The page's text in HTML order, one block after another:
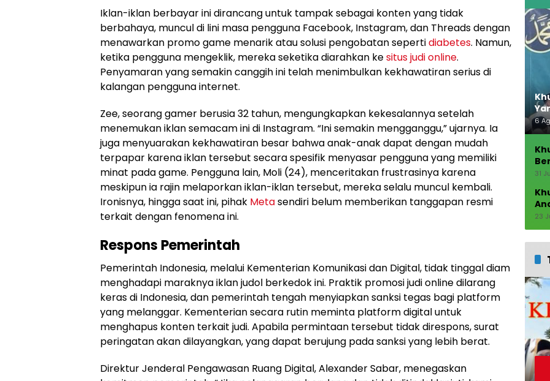
Iklan-iklan berbayar ini dirancang untuk tampak sebagai konten yang tidak
berbahaya, muncul di lini masa pengguna Facebook, Instagram, dan Threads dengan
menawarkan promo game menarik atau solusi pengobatan sepertidiabetes. Namun,
ketika pengguna mengeklik, mereka seketika diarahkan kesitus judi online.
Penyamaran yang semakin canggih ini telah menimbulkan kekhawatiran serius di
kalangan pengguna internet.
Zee, seorang gamer berusia 32 tahun, mengungkapkan kekesalannya setelah
menemukan iklan semacam ini di Instagram. Ini semakin mengganggu, ujarnya. Ia
juga menyuarakan kekhawatiran besar bahwa anak-anak dapat dengan mudah
terpapar karena iklan tersebut secara spesifik menyasar pengguna yang memiliki
minat pada game. Pengguna lain, Moli (24), menceritakan frustrasinya karena
meskipun ia rajin melaporkan iklan-iklan tersebut, mereka selalu muncul kembali.
Ironisnya, hingga saat ini, pihak Metasendiri belum memberikan tanggapan resmi
terkait dengan fenomena ini.
Respons Pemerintah
Pemerintah Indonesia, melalui Kementerian Komunikasi dan Digital, tidak tinggal diam
menghadapi maraknya iklan judol berkedok ini. Praktik promosi judi online dilarang
keras di Indonesia, dan pemerintah tengah menyiapkan sanksi tegas bagi platform
yang melanggar. Kementerian secara rutin meminta platform digital untuk
menghapus konten terkait judi. Apabila permintaan tersebut tidak direspons, surat
peringatan akan dilayangkan, yang dapat berujung pada sanksi yang lebih berat.
Direktur Jenderal Pengawasan Ruang Digital, Alexander Sabar, menegaskan
6
31
23